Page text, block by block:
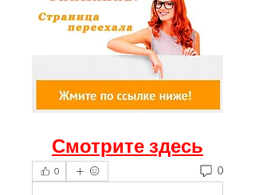
Смотрите здесь
0 0